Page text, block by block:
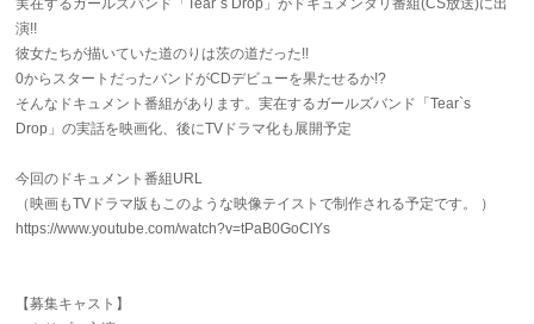
実在するガールズバンド「Tear`s Drop」がドキュメンタリ番組(CS放送)に出
演!!
彼女たちが描いていた道のりは茨の道だった!!
0からスタートだったバンドがCDデビューを果たせるか!?
そんなドキュメント番組があります。実在するガールズバンド「Tear`s
Drop」の実話を映画化、後にTVドラマ化も展開予定
今回のドキュメント番組URL
（映画もTVドラマ版もこのような映像テイストで制作される予定です。 ）
https://www.youtube.com/watch?v=tPaB0GoClYs
【募集キャスト】